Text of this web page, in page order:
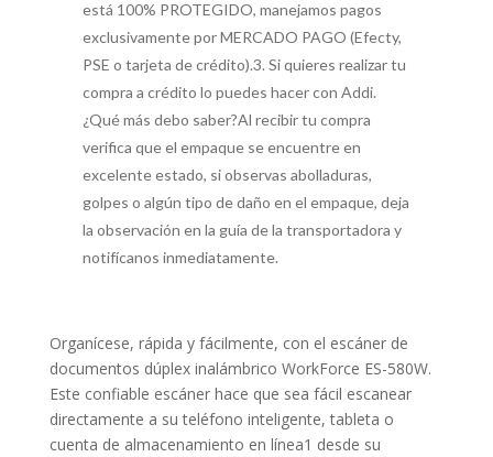
está 100% PROTEGIDO, manejamos pagos
exclusivamente por MERCADO PAGO (Efecty,
PSE o tarjeta de crédito).3. Si quieres realizar tu
compra a crédito lo puedes hacer con Addi.
¿Qué más debo saber?Al recibir tu compra
verifica que el empaque se encuentre en
excelente estado, si observas abolladuras,
golpes o algún tipo de daño en el empaque, deja
la observación en la guía de la transportadora y
notifícanos inmediatamente.
Organícese, rápida y fácilmente, con el escáner de
documentos dúplex inalámbrico WorkForce ES-580W.
Este confiable escáner hace que sea fácil escanear
directamente a su teléfono inteligente, tableta o
cuenta de almacenamiento en línea1 desde su